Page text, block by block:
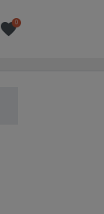
favorite0